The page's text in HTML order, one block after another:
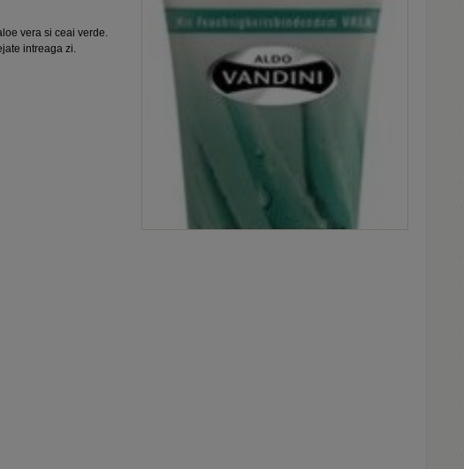
vera si ceai verde.
intreaga zi.